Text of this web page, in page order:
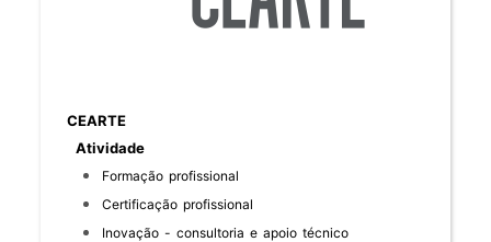
CEARTE
Atividade
Formação profissional
Certificação profissional
Inovação - consultoria e apoio técnico